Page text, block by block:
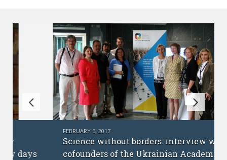
FEBRUARY 6, 2017
Science without borders: interview with
cofounders of the Ukrainian Academic